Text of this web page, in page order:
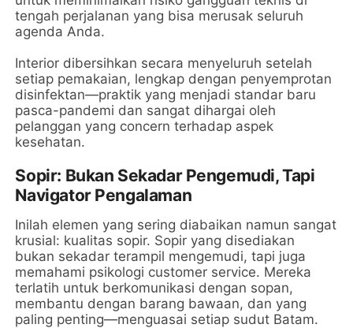
tengah perjalanan yang bisa merusak seluruh
agenda Anda.
Interior dibersihkan secara menyeluruh setelah
setiap pemakaian, lengkap dengan penyemprotan
disinfektan—praktik yang menjadi standar baru
pasca-pandemi dan sangat dihargai oleh
pelanggan yang concern terhadap aspek
kesehatan.
Sopir: Bukan Sekadar Pengemudi, Tapi
Navigator Pengalaman
Inilah elemen yang sering diabaikan namun sangat
krusial: kualitas sopir. Sopir yang disediakan
bukan sekadar terampil mengemudi, tapi juga
memahami psikologi customer service. Mereka
terlatih untuk berkomunikasi dengan sopan,
membantu dengan barang bawaan, dan yang
paling penting—menguasai setiap sudut Batam.